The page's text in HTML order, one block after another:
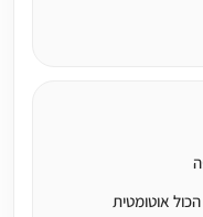
אוטומטית